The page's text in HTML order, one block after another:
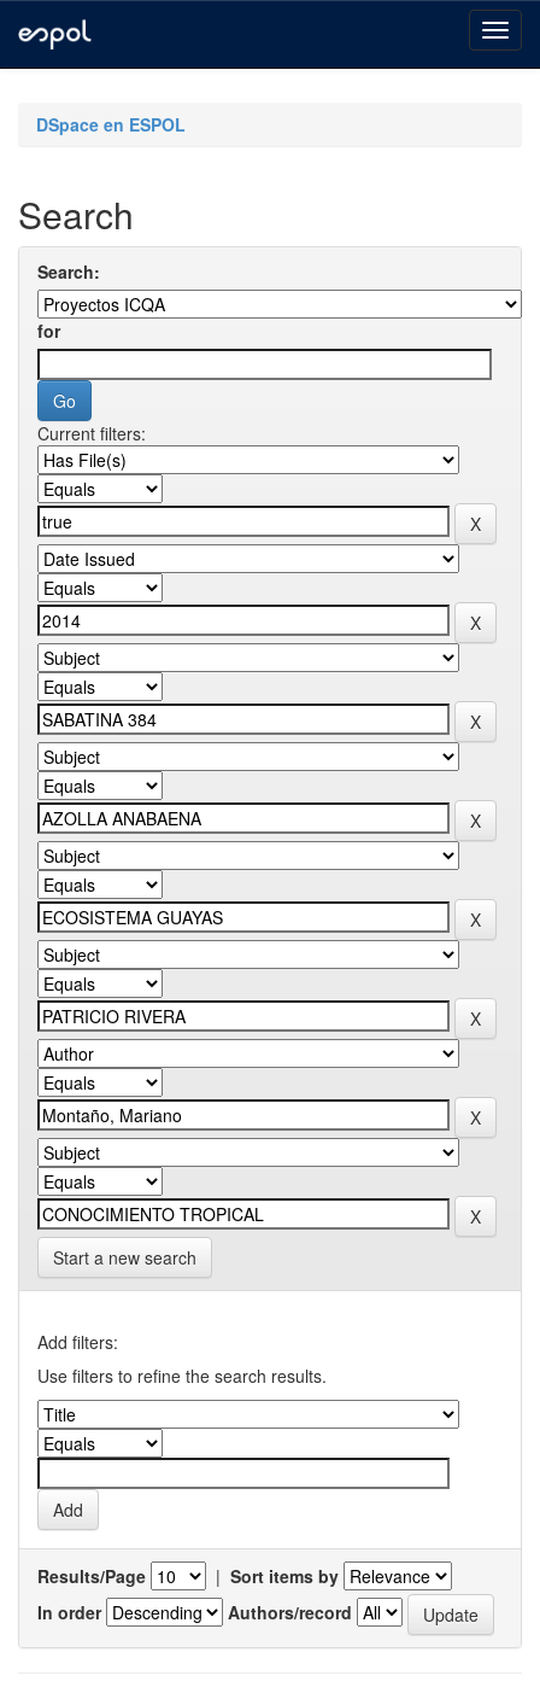
navigationDSpace en ESPOL
Search
Search:
for
Current filters:
Start a new search
Add filters:
Use filters to refine the search results.
Results/Page | Sort items by
In order
Authors/record